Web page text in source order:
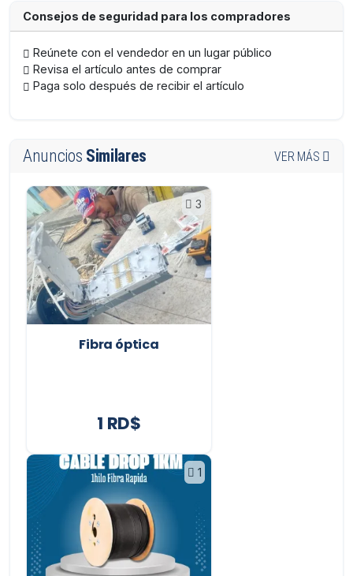
Consejos de seguridad para los compradores
Reúnete con el vendedor en un lugar público
Revisa el artículo antes de comprar
Paga solo después de recibir el artículo
Anuncios Similares VER MÁS
3
Fibra óptica
1 RD$
1